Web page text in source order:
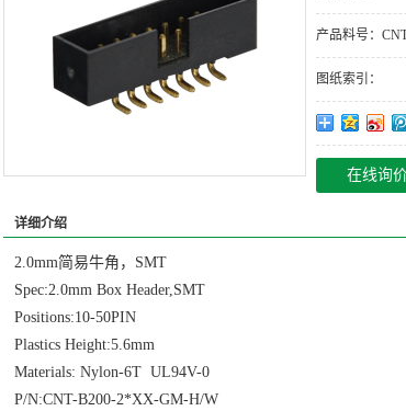
产品料号：
图纸索引：
在线询
详细介绍
2.0mm简易牛角，SMT
Spec:2.0mm Box Header,SMT
Positions:10-50PIN
Plastics Height:5.6mm
Materials: Nylon-6T UL94V-0
P/N:CNT-B200-2*XX-GM-H/W